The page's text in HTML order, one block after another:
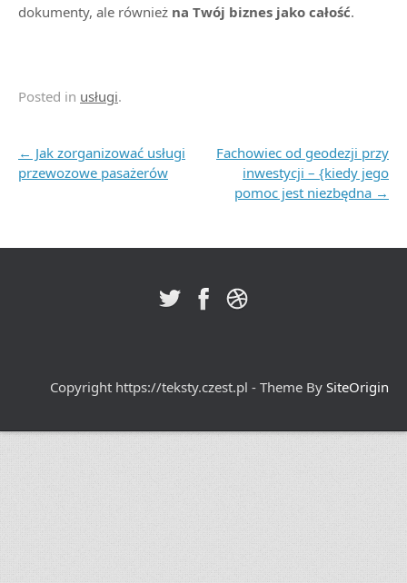
dokumenty, ale również na Twój biznes jako całość.
Posted in usługi.
Post navigation
← Jak zorganizować usługi
przewozowe pasażerów
Fachowiec od geodezji przy
inwestycji – {kiedy jego
pomoc jest niezbędna →
Copyright https://teksty.czest.pl - Theme By SiteOrigin